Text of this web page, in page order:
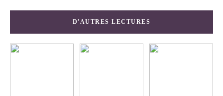
D'AUTRES LECTURES